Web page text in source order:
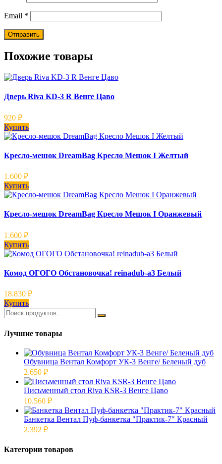
Email *
Похожие товары
Дверь Riva KD-3 R Венге Цаво
920 ₽
Купить
Кресло-мешок DreamBag Кресло Мешок I Желтый
1.600 ₽
Купить
Кресло-мешок DreamBag Кресло Мешок I Оранжевый
1.600 ₽
Купить
Комод ОГОГО Обстановочка! reinadub-a3 Белый
18.830 ₽
Купить
Лучшие товары
Обувница Вентал Комфорт УК-3 Венге/ Беленый дуб
2.650 ₽
Письменный стол Riva KSR-3 Венге Цаво
10.560 ₽
Банкетка Вентал Пуф-банкетка "Практик-7" Красный
2.392 ₽
Категории товаров